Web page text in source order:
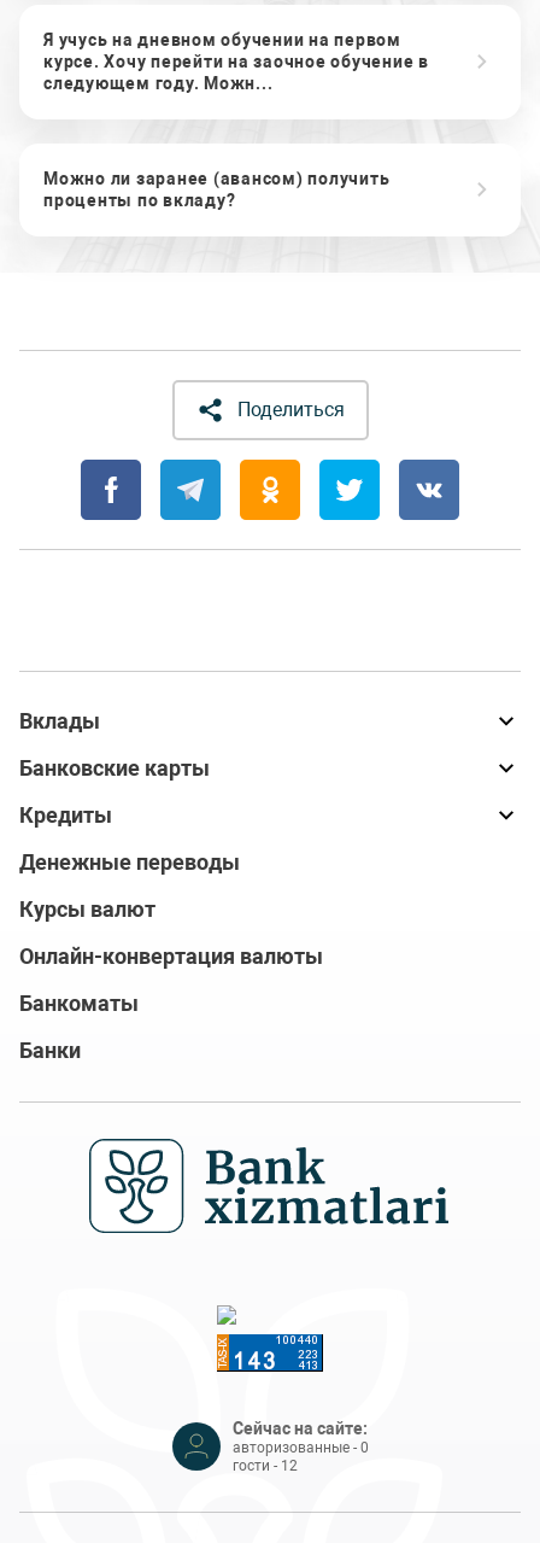
Я учусь на дневном обучении на первом
курсе. Хочу перейти на заочное обучение в
следующем году. Можн...
Можно ли заранее (авансом) получить
проценты по вкладу?
Поделиться
Вклады
Банковские карты
Кредиты
Денежные переводы
Курсы валют
Онлайн-конвертация валюты
Банкоматы
Банки
Сейчас на сайте:
авторизованные - 0
гости - 12